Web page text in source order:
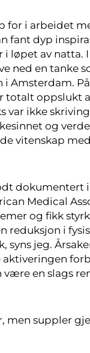
for i arbeidet
fant dyp
løpet av natta.
ned en tanke
Amsterdam.
totalt oppslukt
var ikke
og
vitenskap
dokumentert
Medical
og fikk
i
jeg.
en slags
men suppler